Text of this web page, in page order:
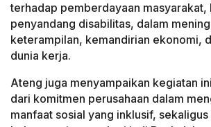
terhadap pemberdayaan masyarakat,
penyandang disabilitas, dalam
keterampilan, kemandirian ekonomi,
dunia kerja.
Ateng juga menyampaikan kegiatan
dari komitmen perusahaan dalam
manfaat sosial yang inklusif,